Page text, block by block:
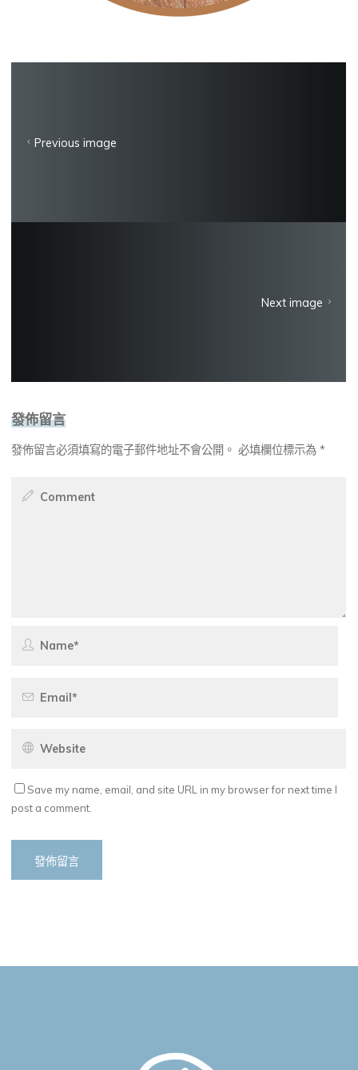
Previous image
Next image
發佈留言
發佈留言必須填寫的電子郵件地址不會公開。 必填欄位標示為*
Save my name, email, and site URL in my browser for next time I
post a comment.